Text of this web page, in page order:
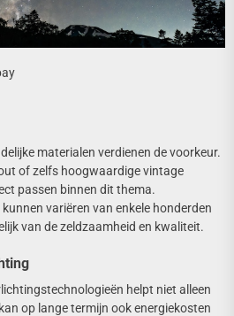
materialen verdienen de voorkeur.
of zelfs hoogwaardige vintage
passen binnen dit thema.
variëren van enkele honderden
van de zeldzaamheid en kwaliteit.
helpt niet alleen
op lange termijn ook energiekosten